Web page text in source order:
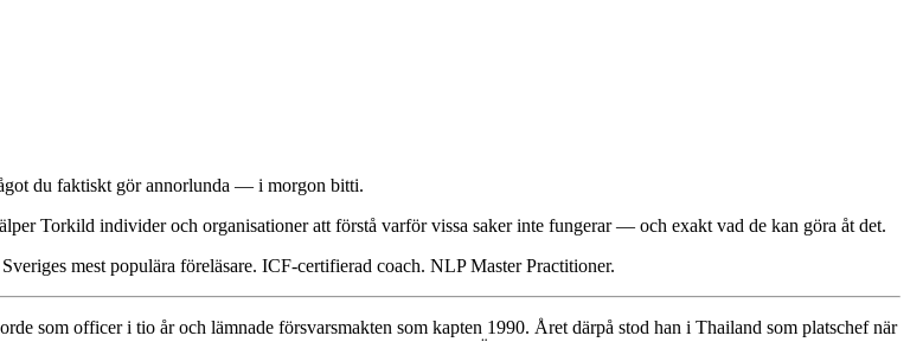
du faktiskt gör annorlunda — i morgon bitti.
Torkild individer och organisationer att förstå varför vissa saker inte fungerar — och exakt vad de kan göra åt det.
mest populära föreläsare. ICF-certifierad coach. NLP Master Practitioner.
som officer i tio år och lämnade försvarsmakten som kapten 1990. Året därpå stod han i Thailand som platschef när